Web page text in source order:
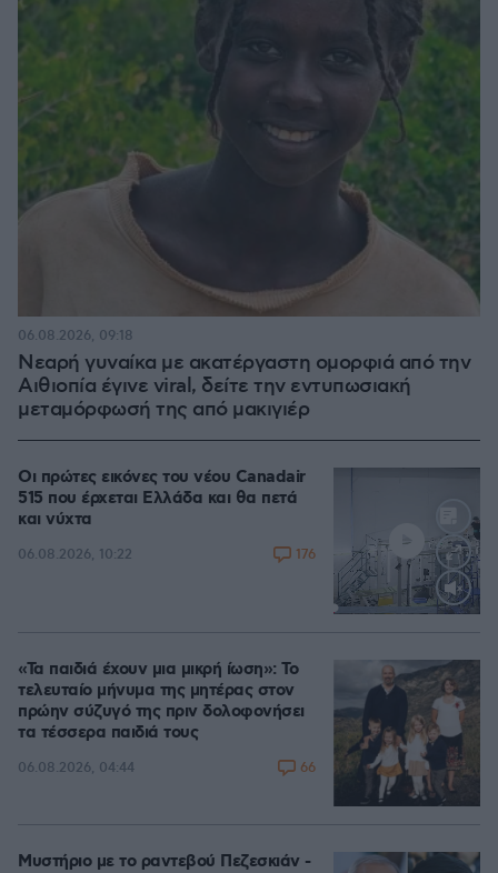
Νεαρή γυναίκα με ακατέργαστη ομορφιά από την
Αιθιοπία έγινε viral, δείτε την εντυπωσιακή
μεταμόρφωσή της από μακιγιέρ
06.08.2026, 09:18
Loaded:
Οι πρώτες εικόνες του νέου Canadair
515 που έρχεται Ελλάδα και θα πετά
και νύχτα
06.08.2026, 10:22 176
«Τα παιδιά έχουν μια μικρή ίωση»: Το
τελευταίο μήνυμα της μητέρας στον
πρώην σύζυγό της πριν δολοφονήσει
τα τέσσερα παιδιά τους
06.08.2026, 04:44 66
Μυστήριο με το ραντεβού Πεζεσκιάν -